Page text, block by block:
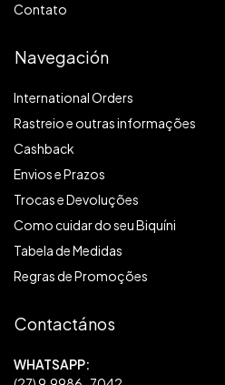
Contato
Navegación
International Orders
Rastreio e outras informações
Cashback
Envios e Prazos
Trocas e Devoluções
Como cuidar do seu Biquíni
Tabela de Medidas
Regras de Promoções
Contactános